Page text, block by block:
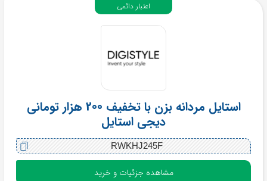
استایل مردانه بزن با تخفیف 200 هزار تومانی
دیجی استایل
RWKHJ245F
مشاهده جزئیات و خرید
اعتبار دائمی